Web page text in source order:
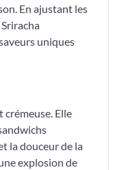
En ajustant les
uniques
crémeuse. Elle
la douceur de la
explosion de